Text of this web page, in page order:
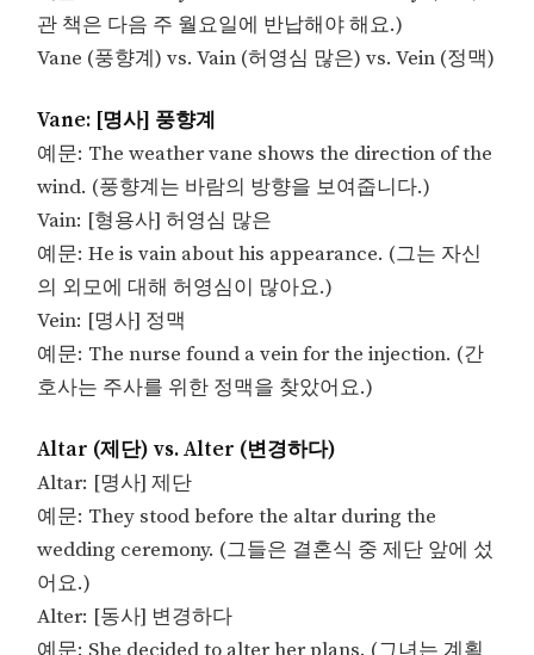
관 책은 다음 주 월요일에 반납해야 해요.)
Vane (풍향계) vs. Vain (허영심 많은) vs. Vein (정맥)
Vane: [명사] 풍향계
예문: The weather vane shows the direction of the
wind. (풍향계는 바람의 방향을 보여줍니다.)
Vain: [형용사] 허영심 많은
예문: He is vain about his appearance. (그는 자신
의 외모에 대해 허영심이 많아요.)
Vein: [명사] 정맥
예문: The nurse found a vein for the injection. (간
호사는 주사를 위한 정맥을 찾았어요.)
Altar (제단) vs. Alter (변경하다)
Altar: [명사] 제단
예문: They stood before the altar during the
wedding ceremony. (그들은 결혼식 중 제단 앞에 섰
어요.)
Alter: [동사] 변경하다